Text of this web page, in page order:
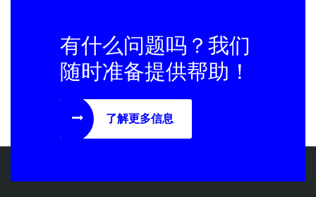
有什么问题吗？我们
随时准备提供帮助！
了解更多信息